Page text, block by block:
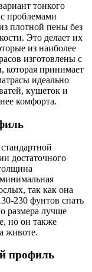
тонкого
проблемами
плотной пены без
Это делает их
из наиболее
изготовлены с
которая принимает
идеально
кушеток и
комфорта.
достаточного
так как она
230 фунтов спать
размера лучше
но он также
животе.
профиль